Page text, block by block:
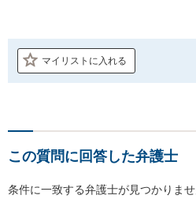
マイリストに入れる
この質問に回答した弁護士
条件に一致する弁護士が見つかりま